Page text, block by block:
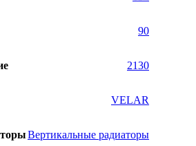
90
2130
VELAR
Вертикальные радиаторы